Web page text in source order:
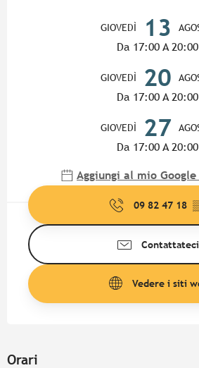
GIOVEDÌ 13
Da 17:00 A 20:00
GIOVEDÌ 20
Da 17:00 A 20:00
GIOVEDÌ 27
Da 17:00 A 20:00
Aggiungi al mio
09 82 47 18
Contattateci
Vedere i siti
Orari